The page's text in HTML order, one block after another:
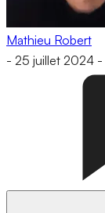
Mathieu Robert
- 25 juillet 2024 -